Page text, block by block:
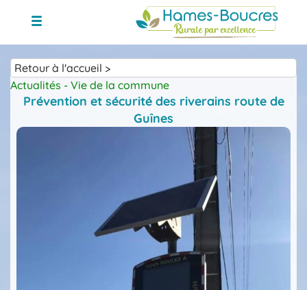
Retour à l'accueil >
Actualités - Vie de la commune
Prévention et sécurité des riverains route de
Guînes